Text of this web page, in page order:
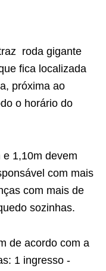
roda gigante
fica localizada
próxima ao
o horário do
1,10m devem
com mais
com mais de
sozinhas.
de acordo com a
1 ingresso -